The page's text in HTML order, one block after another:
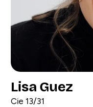
Lisa Guez
Cie 13/31